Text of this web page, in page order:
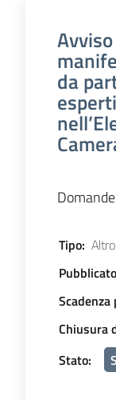
da
Tipo: Altro
Chiusura
Stato: